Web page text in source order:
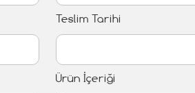
Teslim Tarihi
Ürün İçeriği